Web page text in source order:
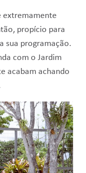
extremamente
propício para
sua programação.
com o Jardim
acabam achando